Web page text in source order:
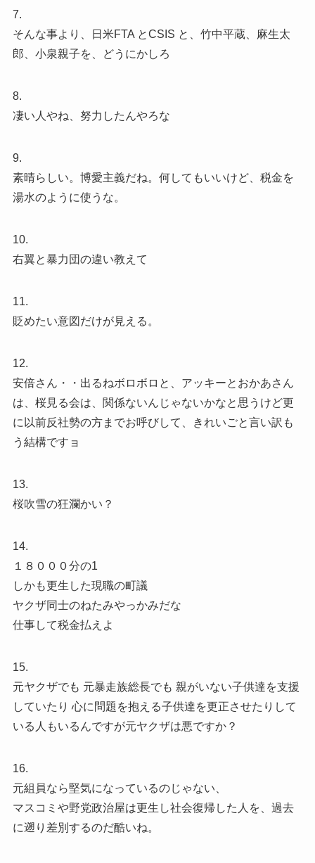
7.
そんな事より、日米FTA とCSIS と、竹中平蔵、麻生太
郎、小泉親子を、どうにかしろ
8.
凄い人やね、努力したんやろな
9.
素晴らしい。博愛主義だね。何してもいいけど、税金を
湯水のように使うな。
10.
右翼と暴力団の違い教えて
11.
貶めたい意図だけが見える。
12.
安倍さん・・出るねボロボロと、アッキーとおかあさん
は、桜見る会は、関係ないんじゃないかなと思うけど更
に以前反社勢の方までお呼びして、きれいごと言い訳も
う結構ですョ
13.
桜吹雪の狂瀾かい？
14.
１８０００分の1
しかも更生した現職の町議
ヤクザ同士のねたみやっかみだな
仕事して税金払えよ
15.
元ヤクザでも 元暴走族総長でも 親がいない子供達を支援
していたり 心に問題を抱える子供達を更正させたりして
いる人もいるんですが元ヤクザは悪ですか？
16.
元組員なら堅気になっているのじゃない、
マスコミや野党政治屋は更生し社会復帰した人を、過去
に遡り差別するのだ酷いね。